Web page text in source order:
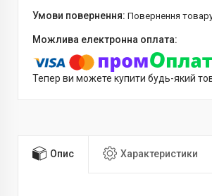
повернення
Тепер ви можете купити будь-який
Опис Характеристики